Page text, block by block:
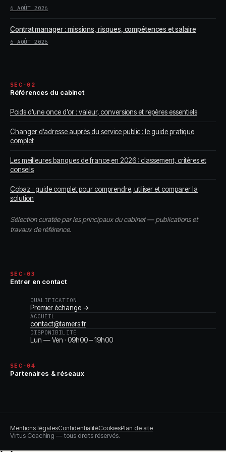
6 AOÛT 2026
Contrat manager : missions, risques, compétences et salaire
6 AOÛT 2026
SEC-02
Références du cabinet
Poids d’une once d’or : valeur, conversions et repères essentiels
Changer d’adresse auprès du service public : le guide pratique
complet
Les meilleures banques de france en 2026 : classement, critères et
conseils
Cobaz : guide complet pour comprendre, utiliser et comparer la
solution
Sélection curatée par les principaux du cabinet — publications et
travaux de référence.
SEC-03
Entrer en contact
QUALIFICATION
Premier échange →
ACCUEIL
contact@tamers.fr
DISPONIBILITÉ
Lun — Ven · 09h00 – 19h00
SEC-04
Partenaires & réseaux
Mentions légalesConfidentialitéCookiesPlan de site
Virtus Coaching — tous droits réservés.